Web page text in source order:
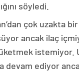
söyledi.
çok uzakta bir
ancak ilaç
istemiyor.
devam ediyor